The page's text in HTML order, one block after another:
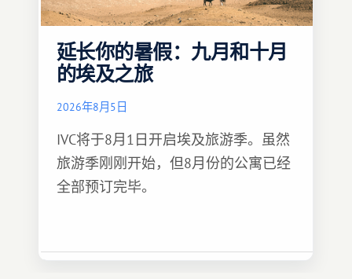
延长你的暑假：九月和十月
的埃及之旅
2026年8月5日
IVC将于8月1日开启埃及旅游季。虽然
旅游季刚刚开始，但8月份的公寓已经
全部预订完毕。